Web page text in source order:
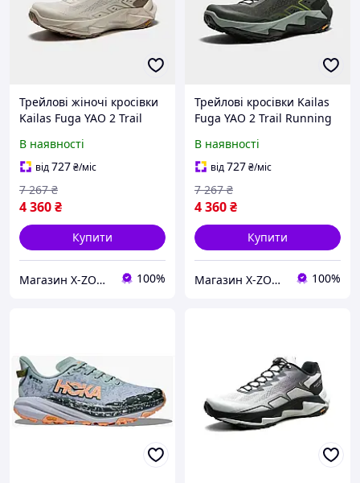
Трейлові жіночі кросівки
Kailas Fuga YAO 2 Trail
Original Gray (KS2413218)
В наявності
від727₴/міс
4 360₴
7 267 ₴
Купити
Магазин X-ZONE 100%
Трейлові кросівки Kailas
Fuga YAO 2 Trail Running
(KS2413118)
В наявності
від727₴/міс
4 360₴
7 267 ₴
Купити
Магазин X-ZONE 100%